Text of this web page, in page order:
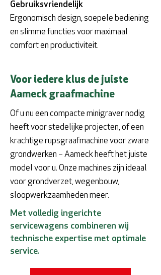
Gebruiksvriendelijk
Ergonomisch design, soepele bediening
en slimme functies voor maximaal
comfort en productiviteit.
Voor iedere klus de juiste
Aameck graafmachine
Of u nu een compacte minigraver nodig
heeft voor stedelijke projecten, of een
krachtige rupsgraafmachine voor zware
grondwerken – Aameck heeft het juiste
model voor u. Onze machines zijn ideaal
voor grondverzet, wegenbouw,
sloopwerkzaamheden meer.
Met volledig ingerichte
servicewagens combineren wij
technische expertise met optimale
service.